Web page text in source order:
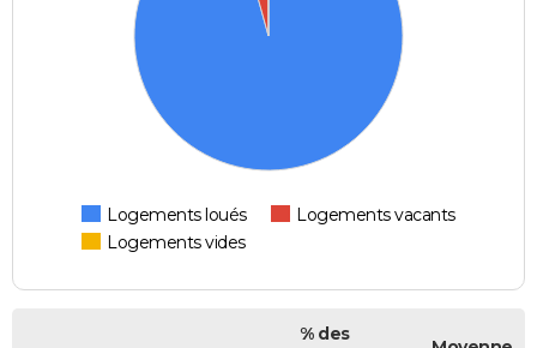
Logements loués
Logements vacants
Logements vides
% des